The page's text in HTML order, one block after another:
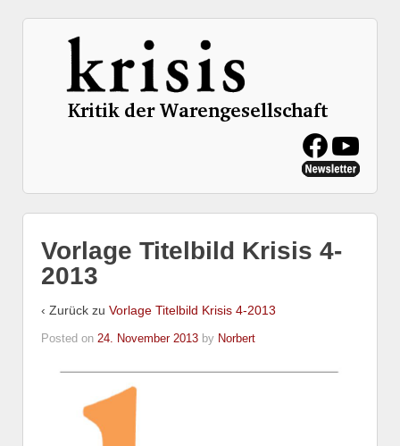
Vorlage Titelbild Krisis 4-
2013
‹ Zurück zu Vorlage Titelbild Krisis 4-2013
Posted on 24. November 2013 by Norbert